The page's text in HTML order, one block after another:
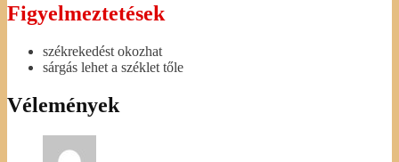
Figyelmeztetések
székrekedést okozhat
sárgás lehet a széklet tőle
Vélemények